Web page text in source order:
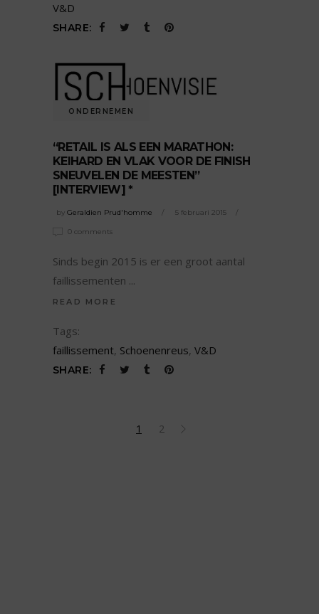
V&D
SHARE:
ONDERNEMEN
“RETAIL IS ALS EEN MARATHON:
KEIHARD EN VLAK VOOR DE FINISH
SNEUVELEN DE MEESTEN”
[INTERVIEW] *
by Geraldien Prud'homme 5 februari 2015
0 comments
Sinds begin 2015 is er een groot aantal
faillissementen
READ MORE
Tags:
faillissement, Schoenenreus, V&D
SHARE:
1 2